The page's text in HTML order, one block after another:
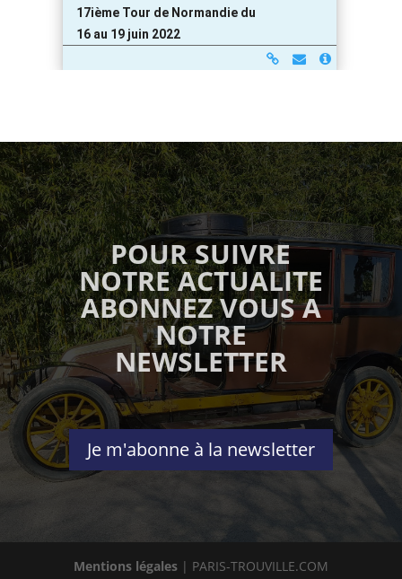
personnes venues admirer ces véhicules
patrimoine architectural et les spécialités
régionales des villes étapes. Dans chaque ville, le
« village du Tour » est installé, des animations
17ième Tour de Normandie du
16 au 19 juin 2022
POUR SUIVRE
NOTRE ACTUALITE
ABONNEZ VOUS A
NOTRE
NEWSLETTER
Je m'abonne à la newsletter
Mentions légales | PARIS-TROUVILLE.COM